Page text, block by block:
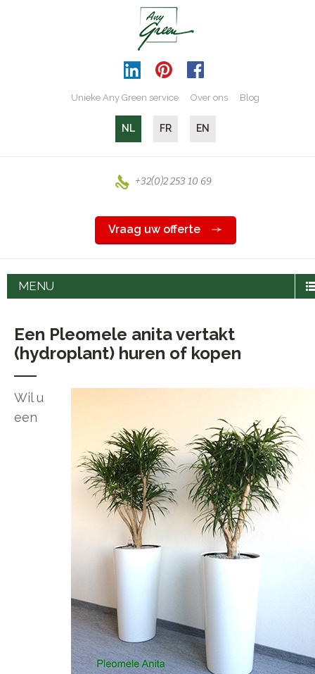
Unieke Any Green service Over ons Blog
NL FR EN
+32(0)2 253 10 69
Vraag uw offerte
MENU
Een Pleomele anita vertakt
(hydroplant) huren of kopen
Wil u
een